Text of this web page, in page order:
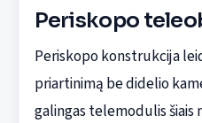
Periskopo
Periskopo konstrukcija
priartinimą be didelio
galingas telemodulis šiais